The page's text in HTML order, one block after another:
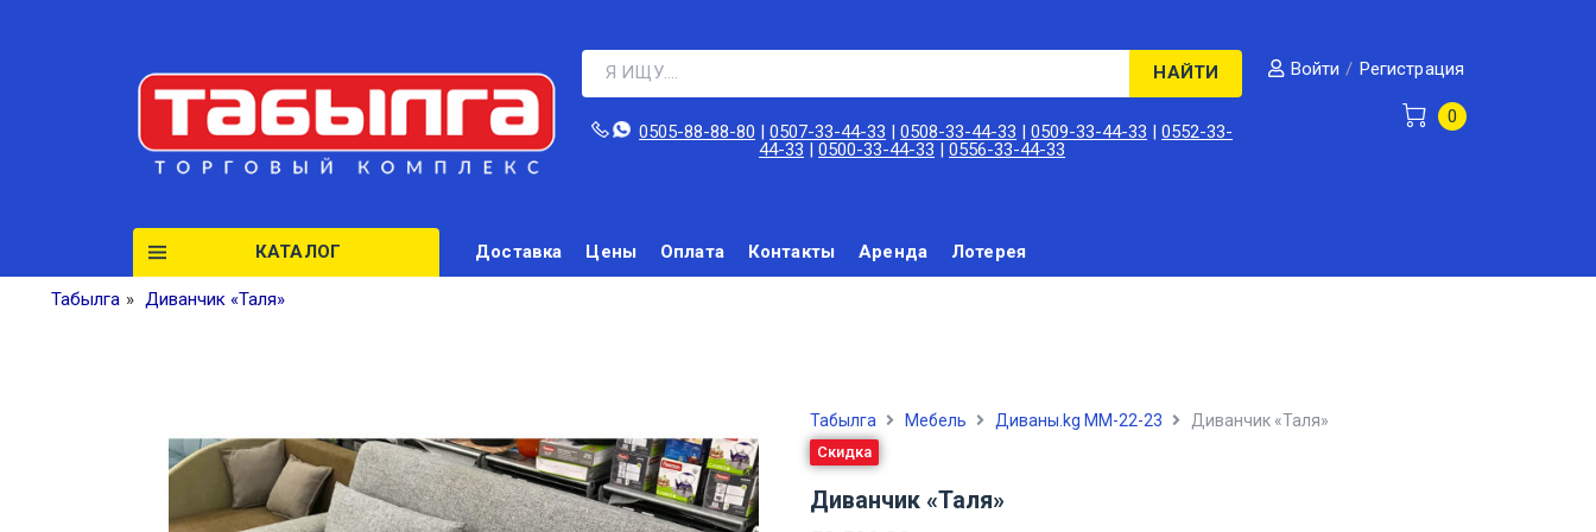
НАЙТИ
0505-88-88-80‬ |0507-33-44-33 |0508-33-44-33 |0509-33-44-33 |0552-33-
44-33 |0500-33-44-33 |0556-33-44-33
Войти / Регистрация
0
КАТАЛОГ Доставка Цены Оплата Контакты Аренда Лотерея
Табылга » Диванчик «Таля»
Табылга Мебель Диваны.kg ММ-22-23 Диванчик «Таля»
Скидка
Диванчик «Таля»